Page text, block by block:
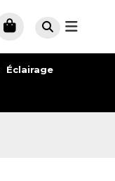
Éclairage